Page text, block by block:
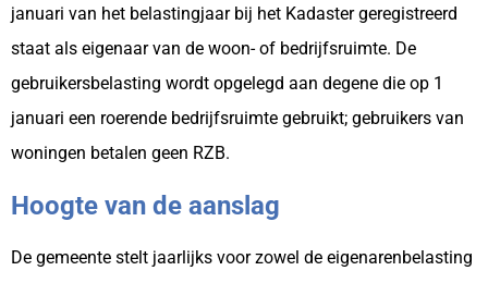
januari van het belastingjaar bij het Kadaster geregistreerd
staat als eigenaar van de woon- of bedrijfsruimte. De
gebruikersbelasting wordt opgelegd aan degene die op 1
januari een roerende bedrijfsruimte gebruikt; gebruikers van
woningen betalen geen RZB.
Hoogte van de aanslag
De gemeente stelt jaarlijks voor zowel de eigenarenbelasting